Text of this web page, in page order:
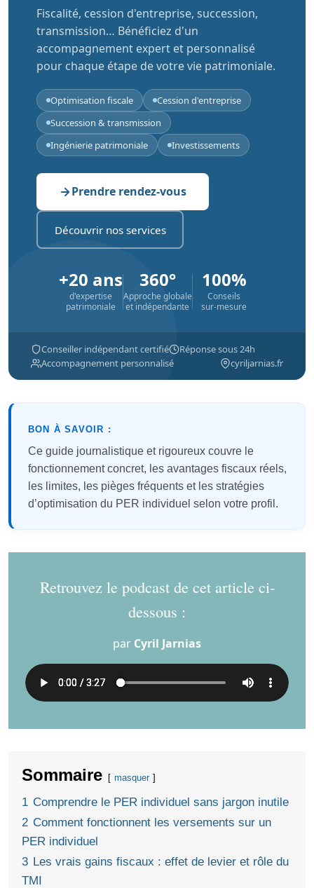
Fiscalité, cession d'entreprise, succession,
transmission… Bénéficiez d'un
accompagnement expert et personnalisé
pour chaque étape de votre vie patrimoniale.
Optimisation fiscale
Cession d'entreprise
Succession & transmission
Ingénierie patrimoniale
Investissements
Prendre rendez-vous
Découvrir nos services
+20 ans
d'expertise
patrimoniale
360°
Approche globale
et indépendante
100%
Conseils
sur-mesure
Conseiller indépendant certifié
Réponse sous 24h
Accompagnement personnalisé
cyriljarnias.fr
BON À SAVOIR :
Ce guide journalistique et rigoureux couvre le
fonctionnement concret, les avantages fiscaux réels,
les limites, les pièges fréquents et les stratégies
d’optimisation du PER individuel selon votre profil.
Retrouvez le podcast de cet article ci-
dessous :
par Cyril Jarnias
Sommaire masquer
1 Comprendre le PER individuel sans jargon inutile
2 Comment fonctionnent les versements sur un
PER individuel
3 Les vrais gains fiscaux : effet de levier et rôle du
TMI